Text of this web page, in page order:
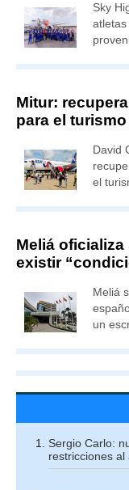
Sky
Mitur:
para el
David
el
Meliá
existir
Meliá
un
Sergio Carlo:
restricciones